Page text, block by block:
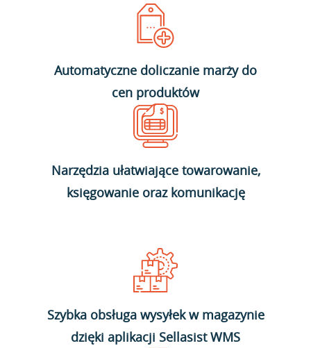
Automatyczne doliczanie marży do
cen produktów
Narzędzia ułatwiające towarowanie,
księgowanie oraz komunikację
Szybka obsługa wysyłek w magazynie
dzięki aplikacji Sellasist WMS